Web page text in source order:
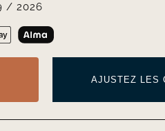
/ 2026
AJUSTEZ LES